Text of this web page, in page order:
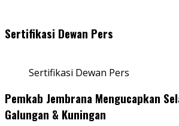
Sertifikasi Dewan Pers
Sertifikasi Dewan Pers
Pemkab Jembrana Mengucapkan
Galungan & Kuningan